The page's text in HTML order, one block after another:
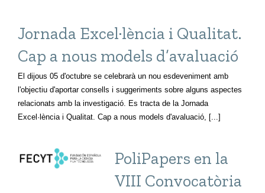
Jornada Excel·lència i Qualitat.
Cap a nous models d’avaluació
El dijous 05 d'octubre se celebrarà un nou esdeveniment amb
l'objectiu d'aportar consells i suggeriments sobre alguns aspectes
relacionats amb la investigació. Es tracta de la Jornada
Excel·lència i Qualitat. Cap a nous models d'avaluació, [...]
PoliPapers en la
VIII Convocatòria